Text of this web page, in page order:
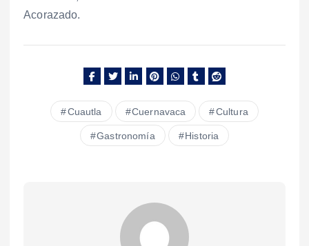
Acorazado.
Cuautla Cuernavaca Cultura
Gastronomía Historia